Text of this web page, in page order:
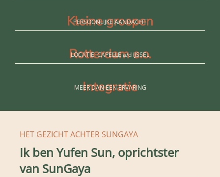
Kleine groepen
PERSOONLIJKE AANDACHT
Rotterdam e.o.
LOCATIE: CAPELLE a/d IJSSEL
Integratie
MEER DAN EEN ERVARING
HET GEZICHT ACHTER SUNGAYA
Ik ben Yufen Sun, oprichtster
van SunGaya